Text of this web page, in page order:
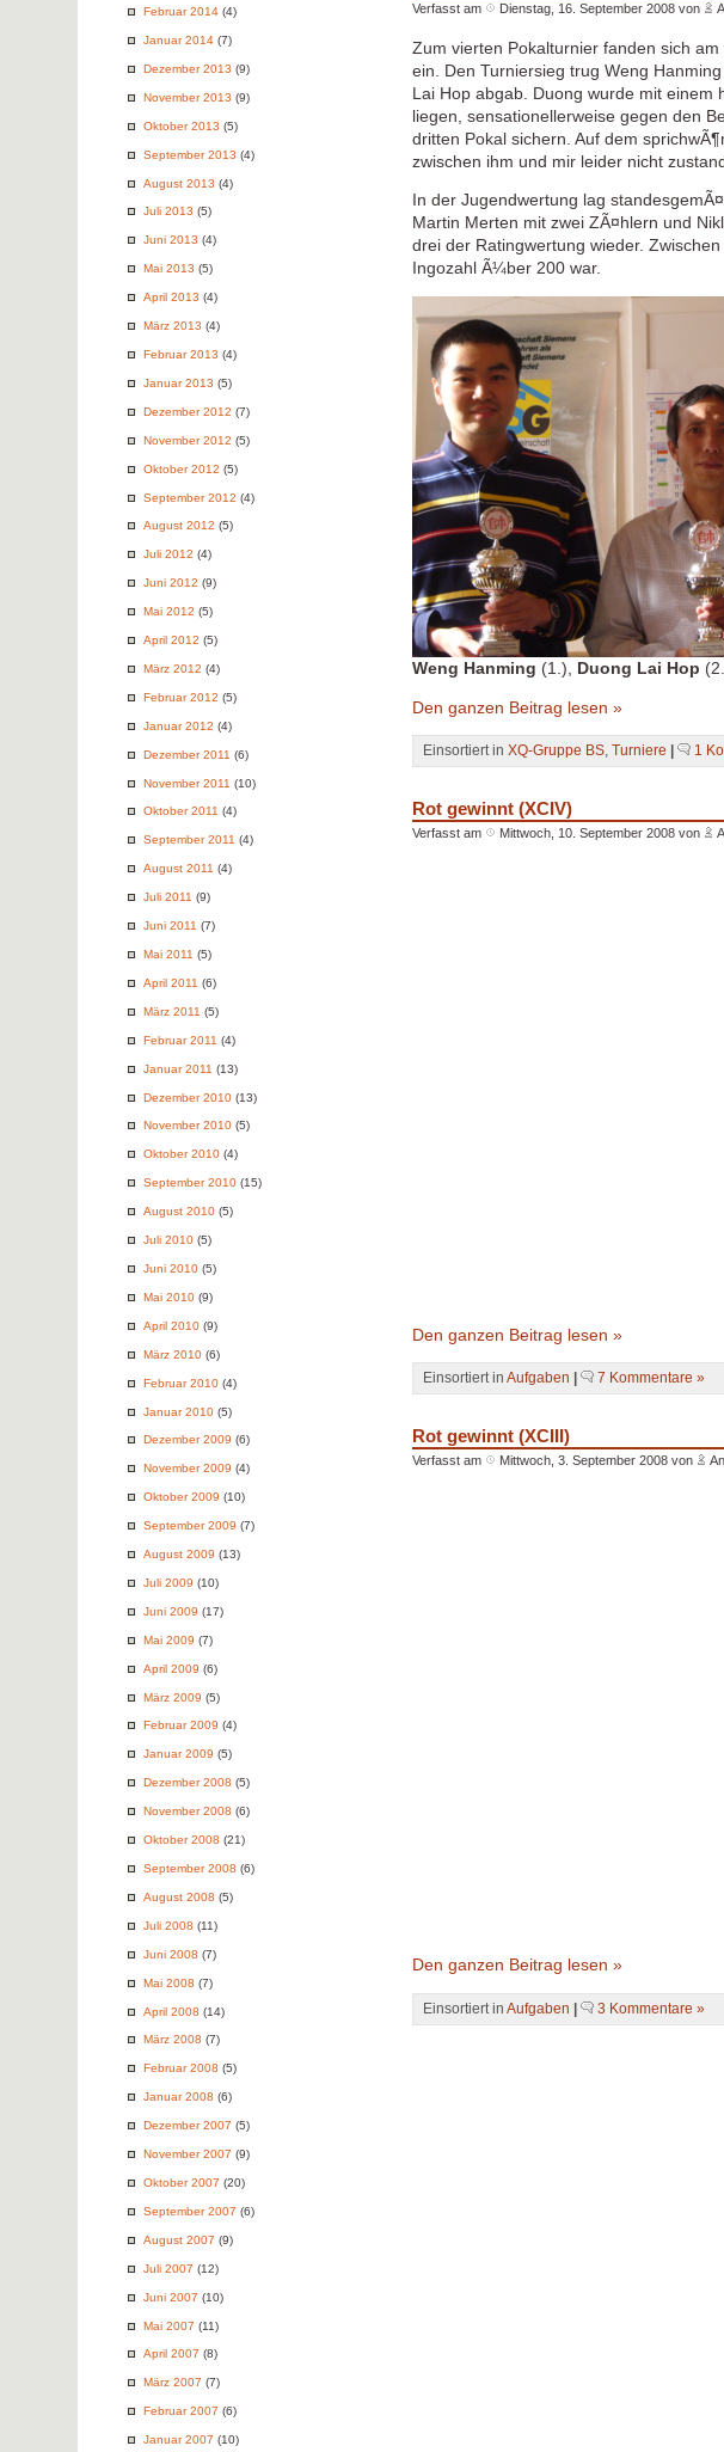
Februar 2014 (4)
Januar 2014 (7)
Dezember 2013 (9)
November 2013 (9)
Oktober 2013 (5)
September 2013 (4)
August 2013 (4)
Juli 2013 (5)
Juni 2013 (4)
Mai 2013 (5)
April 2013 (4)
März 2013 (4)
Februar 2013 (4)
Januar 2013 (5)
Dezember 2012 (7)
November 2012 (5)
Oktober 2012 (5)
September 2012 (4)
August 2012 (5)
Juli 2012 (4)
Juni 2012 (9)
Mai 2012 (5)
April 2012 (5)
März 2012 (4)
Februar 2012 (5)
Januar 2012 (4)
Dezember 2011 (6)
November 2011 (10)
Oktober 2011 (4)
September 2011 (4)
August 2011 (4)
Juli 2011 (9)
Juni 2011 (7)
Mai 2011 (5)
April 2011 (6)
März 2011 (5)
Februar 2011 (4)
Januar 2011 (13)
Dezember 2010 (13)
November 2010 (5)
Oktober 2010 (4)
September 2010 (15)
August 2010 (5)
Juli 2010 (5)
Juni 2010 (5)
Mai 2010 (9)
April 2010 (9)
März 2010 (6)
Februar 2010 (4)
Januar 2010 (5)
Dezember 2009 (6)
November 2009 (4)
Oktober 2009 (10)
September 2009 (7)
August 2009 (13)
Juli 2009 (10)
Juni 2009 (17)
Mai 2009 (7)
April 2009 (6)
März 2009 (5)
Februar 2009 (4)
Januar 2009 (5)
Dezember 2008 (5)
November 2008 (6)
Oktober 2008 (21)
September 2008 (6)
August 2008 (5)
Juli 2008 (11)
Juni 2008 (7)
Mai 2008 (7)
April 2008 (14)
März 2008 (7)
Februar 2008 (5)
Januar 2008 (6)
Dezember 2007 (5)
November 2007 (9)
Oktober 2007 (20)
September 2007 (6)
August 2007 (9)
Juli 2007 (12)
Juni 2007 (10)
Mai 2007 (11)
April 2007 (8)
März 2007 (7)
Februar 2007 (6)
Januar 2007 (10)
Verfasst am Dienstag, 16. September 2008 von
Zum vierten Pokalturnier fanden sich
ein. Den Turniersieg trug Weng
Lai Hop abgab. Duong wurde mit
liegen, sensationellerweise gegen den
dritten Pokal sichern. Auf dem
zwischen ihm und mir leider nicht
In der Jugendwertung lag
Martin Merten mit zwei ZÃ¤hlern und
drei der Ratingwertung wieder.
Ingozahl Ã¼ber 200 war.
Weng Hanming (1.), Duong Lai Hop
Den ganzen Beitrag lesen »
Einsortiert inXQ-Gruppe BS,Turniere 1
Rot gewinnt (XCIV)
Verfasst am Mittwoch, 10. September 2008 von
Den ganzen Beitrag lesen »
Einsortiert inAufgaben 7 Kommentare »
Rot gewinnt (XCIII)
Verfasst am Mittwoch, 3. September 2008 von
Den ganzen Beitrag lesen »
Einsortiert inAufgaben | 3 Kommentare »